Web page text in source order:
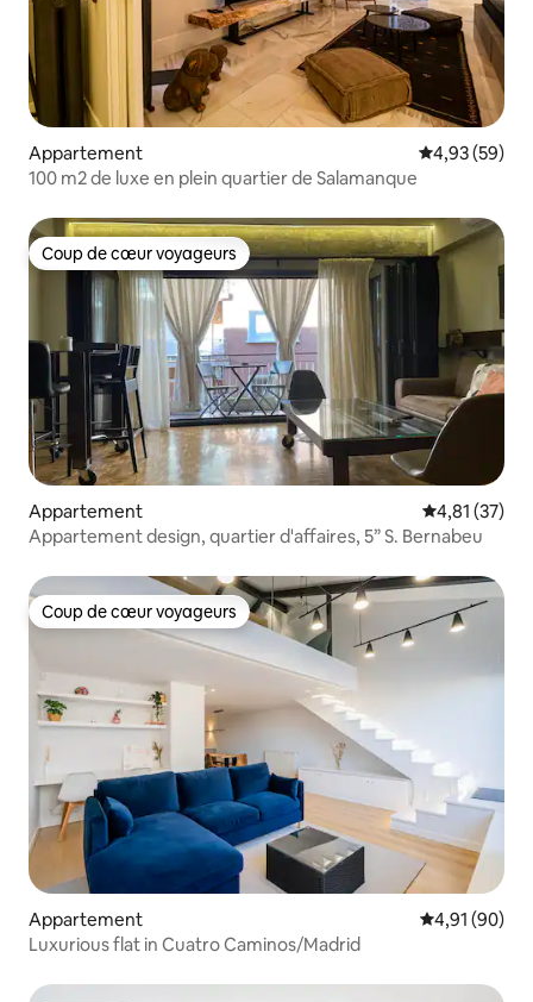
Appartement Évaluation
4,93 (59)
100 m2 de luxe en plein quartier de Salamanque
Coup de cœur voyageurs
Coup de cœur voyageurs
Appartement Évaluation
4,81 (37)
Appartement design, quartier d'affaires, 5” S. Bernabeu
Coup de cœur voyageurs
Coup de cœur voyageurs
Appartement Évaluation
4,91 (90)
Luxurious flat in Cuatro Caminos/Madrid